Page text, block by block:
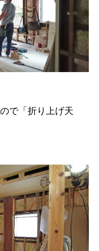
で「折り上げ天